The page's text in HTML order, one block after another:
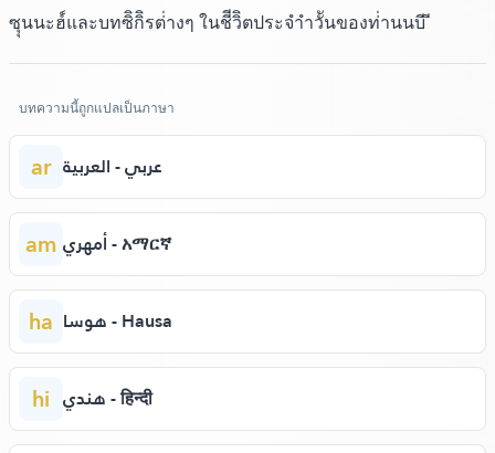
ซุุนนะฮ์์และบทซิิกิิรต่่างๆ ในชีีวิิตประจำำวัันของท่่านนบี ี
บทความนี้ถูกแปลเป็นภาษา
ar عربي - العربية
am أمهري - አማርኛ
ha هوسا - Hausa
hi هندي - हिन्दी